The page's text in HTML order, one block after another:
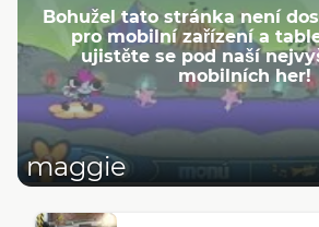
Bohužel tato stránka není
pro mobilní zařízení a
ujistěte se pod naší
mobilních her!
maggie